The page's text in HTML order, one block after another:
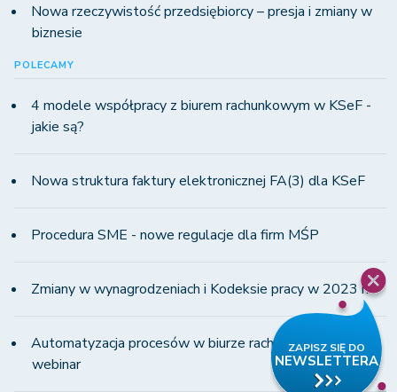
Nowa rzeczywistość przedsiębiorcy – presja i zmiany w
biznesie
POLECAMY
4 modele współpracy z biurem rachunkowym w KSeF -
jakie są?
Nowa struktura faktury elektronicznej FA(3) dla KSeF
Procedura SME - nowe regulacje dla firm MŚP
Zmiany w wynagrodzeniach i Kodeksie pracy w 2023 r.
Automatyzacja procesów w biurze rachunkowym -
webinar